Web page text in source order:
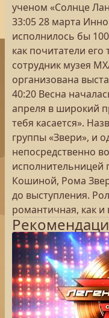
ученом «Солнце
33:05 28 марта
исполнилось бы
как почитатели
сотрудник музея
организована
40:20 Весна
апреля в широкий
тебя касается».
группы «Звери», и
непосредственно
Кошиной, Рома
до выступления.
романтичная, как и